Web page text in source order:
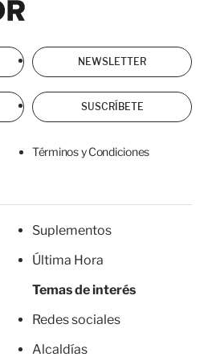
NEWSLETTER
SUSCRÍBETE
Términos y Condiciones
Suplementos
Última Hora
Temas de interés
Redes sociales
Alcaldías